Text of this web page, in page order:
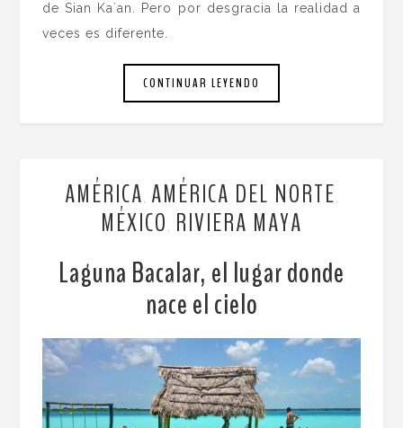
de Sian Ka´an. Pero por desgracia la realidad a
veces es diferente.
CONTINUAR LEYENDO
AMÉRICA AMÉRICA DEL NORTE
MÉXICO RIVIERA MAYA
Laguna Bacalar, el lugar donde
nace el cielo